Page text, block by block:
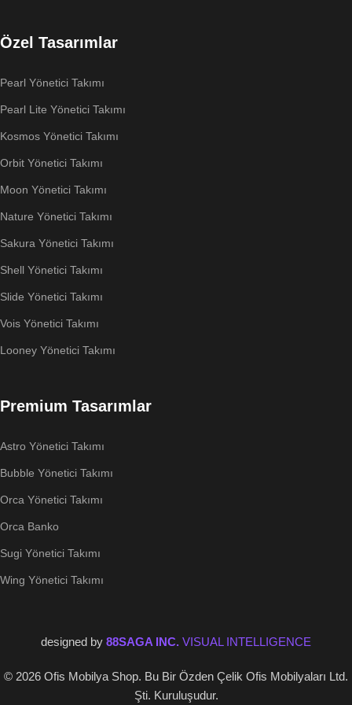
Özel Tasarımlar
Pearl Yönetici Takımı
Pearl Lite Yönetici Takımı
Kosmos Yönetici Takımı
Orbit Yönetici Takımı
Moon Yönetici Takımı
Nature Yönetici Takımı
Sakura Yönetici Takımı
Shell Yönetici Takımı
Slide Yönetici Takımı
Vois Yönetici Takımı
Looney Yönetici Takımı
Premium Tasarımlar
Astro Yönetici Takımı
Bubble Yönetici Takımı
Orca Yönetici Takımı
Orca Banko
Sugi Yönetici Takımı
Wing Yönetici Takımı
designed by 88SAGA INC. VISUAL INTELLIGENCE
© 2026 Ofis Mobilya Shop. Bu Bir Özden Çelik Ofis Mobilyaları Ltd.
Şti. Kuruluşudur.